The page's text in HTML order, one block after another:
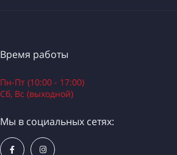
Время работы
Пн-Пт (10:00 - 17:00)
Сб, Вс (выходной)
Мы в социальных сетях: